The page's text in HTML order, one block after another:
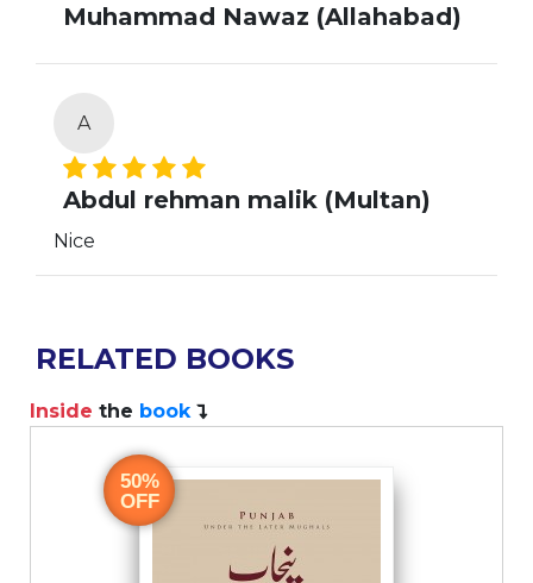
Muhammad Nawaz (Allahabad)
A
Abdul rehman malik (Multan)
Nice
RELATED BOOKS
Inside the book
50%
OFF